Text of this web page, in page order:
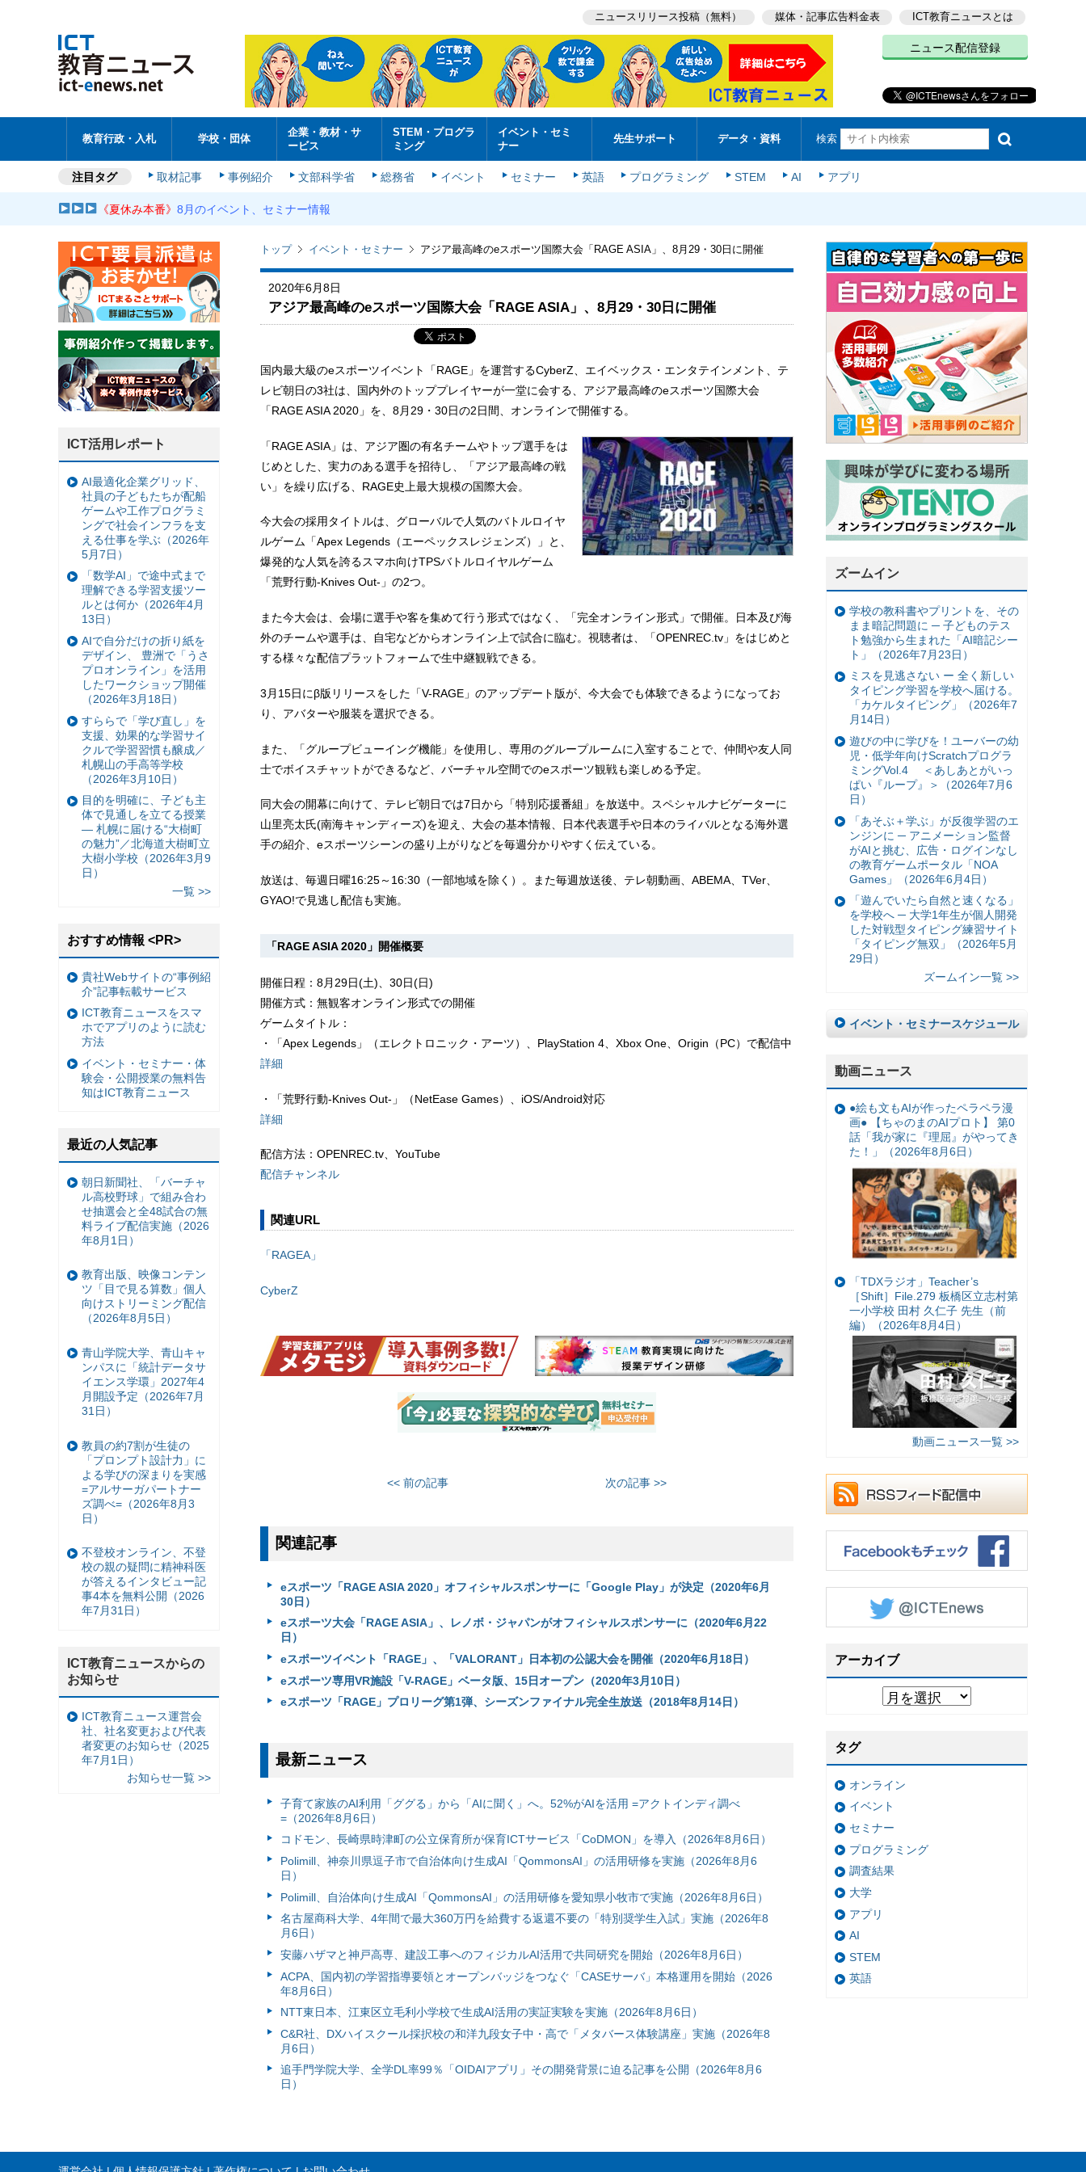
ニュースリリース投稿（無料） 媒体・記事広告料金表 ICT教育ニュースとは
ニュース配信登録
教育行政・入札 学校・団体
企業・教材・サ
ービス
STEM・プログラ
ミング
イベント・セミ
ナー
先生サポート データ・資料 検索
注目タグ 取材記事 事例紹介 文部科学省 総務省 イベント セミナー 英語 プログラミング STEM AI アプリ
《夏休み本番》8月のイベント、セミナー情報
トップ イベント・セミナー アジア最高峰のeスポーツ国際大会「RAGE ASIA」、8月29・30日に開催
2020年6月8日
アジア最高峰のeスポーツ国際大会「RAGE ASIA」、8月29・30日に開催
国内最大級のeスポーツイベント「RAGE」を運営するCyberZ、エイベックス・エンタテインメント、テ
レビ朝日の3社は、国内外のトッププレイヤーが一堂に会する、アジア最高峰のeスポーツ国際大会
「RAGE ASIA 2020」を、8月29・30日の2日間、オンラインで開催する。
「RAGE ASIA」は、アジア圏の有名チームやトップ選手をは
じめとした、実力のある選手を招待し、「アジア最高峰の戦
い」を繰り広げる、RAGE史上最大規模の国際大会。
今大会の採用タイトルは、グローバルで人気のバトルロイヤ
ルゲーム「Apex Legends（エーペックスレジェンズ）」と、
爆発的な人気を誇るスマホ向けTPSバトルロイヤルゲーム
「荒野行動-Knives Out-」の2つ。
また今大会は、会場に選手や客を集めて行う形式ではなく、「完全オンライン形式」で開催。日本及び海
外のチームや選手は、自宅などからオンライン上で試合に臨む。視聴者は、「OPENREC.tv」をはじめと
する様々な配信プラットフォームで生中継観戦できる。
3月15日にβ版リリースをした「V-RAGE」のアップデート版が、今大会でも体験できるようになってお
り、アバターや服装を選択できる。
また、「グループビューイング機能」を使用し、専用のグループルームに入室することで、仲間や友人同
士でボイスチャットができるなど、バーチャル空間でのeスポーツ観戦も楽しめる予定。
同大会の開幕に向けて、テレビ朝日では7日から「特別応援番組」を放送中。スペシャルナビゲーターに
山里亮太氏(南海キャンディーズ)を迎え、大会の基本情報、日本代表選手や日本のライバルとなる海外選
手の紹介、eスポーツシーンの盛り上がりなどを毎週分かりやすく伝えている。
放送は、毎週日曜16:25～16:30（一部地域を除く）。また毎週放送後、テレ朝動画、ABEMA、TVer、
GYAO!で見逃し配信も実施。
「RAGE ASIA 2020」開催概要
開催日程：8月29日(土)、30日(日)
開催方式：無観客オンライン形式での開催
ゲームタイトル：
・「Apex Legends」（エレクトロニック・アーツ）、PlayStation 4、Xbox One、Origin（PC）で配信中
詳細
・「荒野行動-Knives Out-」（NetEase Games）、iOS/Android対応
詳細
配信方法：OPENREC.tv、YouTube
配信チャンネル
関連URL
「RAGEA」
CyberZ
<< 前の記事 次の記事 >>
関連記事
eスポーツ「RAGE ASIA 2020」オフィシャルスポンサーに「Google Play」が決定（2020年6月
30日）
eスポーツ大会「RAGE ASIA」、レノボ・ジャパンがオフィシャルスポンサーに（2020年6月22
日）
eスポーツイベント「RAGE」、「VALORANT」日本初の公認大会を開催（2020年6月18日）
eスポーツ専用VR施設「V-RAGE」ベータ版、15日オープン（2020年3月10日）
eスポーツ「RAGE」プロリーグ第1弾、シーズンファイナル完全生放送（2018年8月14日）
最新ニュース
子育て家族のAI利用「ググる」から「AIに聞く」へ。52%がAIを活用 =アクトインディ調べ
=（2026年8月6日）
コドモン、長崎県時津町の公立保育所が保育ICTサービス「CoDMON」を導入（2026年8月6日）
Polimill、神奈川県逗子市で自治体向け生成AI「QommonsAI」の活用研修を実施（2026年8月6
日）
Polimill、自治体向け生成AI「QommonsAI」の活用研修を愛知県小牧市で実施（2026年8月6日）
名古屋商科大学、4年間で最大360万円を給費する返還不要の「特別奨学生入試」実施（2026年8
月6日）
安藤ハザマと神戸高専、建設工事へのフィジカルAI活用で共同研究を開始（2026年8月6日）
ACPA、国内初の学習指導要領とオープンバッジをつなぐ「CASEサーバ」本格運用を開始（2026
年8月6日）
NTT東日本、江東区立毛利小学校で生成AI活用の実証実験を実施（2026年8月6日）
C&R社、DXハイスクール採択校の和洋九段女子中・高で「メタバース体験講座」実施（2026年8
月6日）
追手門学院大学、全学DL率99％「OIDAIアプリ」その開発背景に迫る記事を公開（2026年8月6
日）
ズームイン
学校の教科書やプリントを、その
まま暗記問題に ─ 子どものテス
ト勉強から生まれた「AI暗記シー
ト」（2026年7月23日）
ミスを見逃さない ー 全く新しい
タイピング学習を学校へ届ける。
「カケルタイピング」（2026年7
月14日）
遊びの中に学びを！ユーバーの幼
児・低学年向けScratchプログラ
ミングVol.4 ＜あしあとがいっ
ぱい『ループ』＞（2026年7月6
日）
「あそぶ＋学ぶ」が反復学習のエ
ンジンに ─ アニメーション監督
がAIと挑む、広告・ログインなし
の教育ゲームポータル「NOA
Games」（2026年6月4日）
「遊んでいたら自然と速くなる」
を学校へ ─ 大学1年生が個人開発
した対戦型タイピング練習サイト
「タイピング無双」（2026年5月
29日）
ズームイン一覧 >>
イベント・セミナースケジュール
動画ニュース
●絵も文もAIが作ったペラペラ漫
画● 【ちゃのまのAIプロト】 第0
話「我が家に『理屈』がやってき
た！」（2026年8月6日）
「TDXラジオ」Teacher’s
［Shift］File.279 板橋区立志村第
一小学校 田村 久仁子 先生（前
編）（2026年8月4日）
動画ニュース一覧 >>
アーカイブ
タグ
オンライン
イベント
セミナー
プログラミング
調査結果
大学
アプリ
AI
STEM
英語
ICT活用レポート
AI最適化企業グリッド、
社員の子どもたちが配船
ゲームや工作プログラミ
ングで社会インフラを支
える仕事を学ぶ（2026年
5月7日）
「数学AI」で途中式まで
理解できる学習支援ツー
ルとは何か（2026年4月
13日）
AIで自分だけの折り紙を
デザイン、 豊洲で「うさ
プロオンライン」を活用
したワークショップ開催
（2026年3月18日）
すららで「学び直し」を
支援、効果的な学習サイ
クルで学習習慣も醸成／
札幌山の手高等学校
（2026年3月10日）
目的を明確に、子ども主
体で見通しを立てる授業
— 札幌に届ける“大樹町
の魅力”／北海道大樹町立
大樹小学校（2026年3月9
日）
一覧 >>
おすすめ情報 <PR>
貴社Webサイトの“事例紹
介”記事転載サービス
ICT教育ニュースをスマ
ホでアプリのように読む
方法
イベント・セミナー・体
験会・公開授業の無料告
知はICT教育ニュース
最近の人気記事
朝日新聞社、「バーチャ
ル高校野球」で組み合わ
せ抽選会と全48試合の無
料ライブ配信実施（2026
年8月1日）
教育出版、映像コンテン
ツ「目で見る算数」個人
向けストリーミング配信
（2026年8月5日）
青山学院大学、青山キャ
ンパスに「統計データサ
イエンス学環」2027年4
月開設予定（2026年7月
31日）
教員の約7割が生徒の
「プロンプト設計力」に
よる学びの深まりを実感
=アルサーガパートナー
ズ調べ=（2026年8月3
日）
不登校オンライン、不登
校の親の疑問に精神科医
が答えるインタビュー記
事4本を無料公開（2026
年7月31日）
ICT教育ニュースからの
お知らせ
ICT教育ニュース運営会
社、社名変更および代表
者変更のお知らせ（2025
年7月1日）
お知らせ一覧 >>